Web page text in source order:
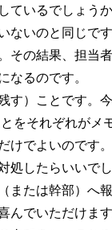
ているでしょう
ないのと同じで
の結果、担当
るのです。
）ことです。
をそれぞれがメ
でよいのです。
したらいいで
たは幹部）へ
んでいただけま